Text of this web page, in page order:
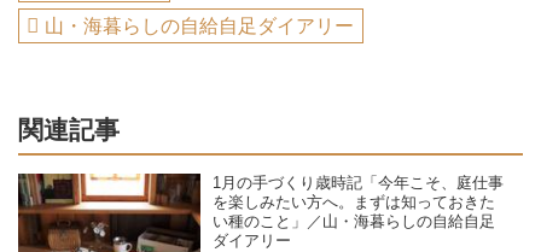
山・海暮らしの自給自足ダイアリー
関連記事
1月の手づくり歳時記「今年こそ、庭仕事
を楽しみたい方へ。まずは知っておきた
い種のこと」／山・海暮らしの自給自足
ダイアリー